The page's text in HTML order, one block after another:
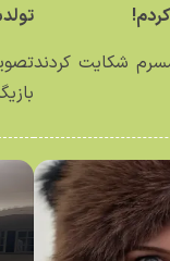
شکایت کردند